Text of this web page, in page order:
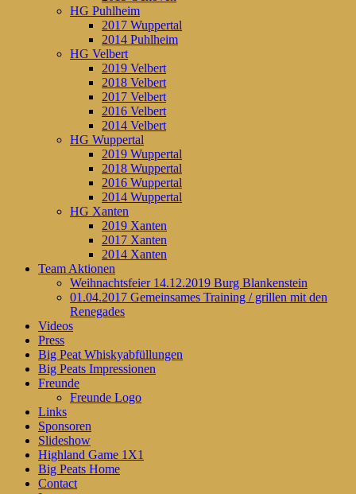
HG Puhlheim
2017 Wuppertal
2014 Puhlheim
HG Velbert
2019 Velbert
2018 Velbert
2017 Velbert
2016 Velbert
2014 Velbert
HG Wuppertal
2019 Wuppertal
2018 Wuppertal
2016 Wuppertal
2014 Wuppertal
HG Xanten
2019 Xanten
2017 Xanten
2014 Xanten
Team Aktionen
Weihnachtsfeier 14.12.2019 Burg Blankenstein
01.04.2017 Gemeinsames Training / grillen mit den
Renegades
Videos
Press
Big Peat Whiskyabfüllungen
Big Peats Impressionen
Freunde
Freunde Logo
Links
Sponsoren
Slideshow
Highland Game 1X1
Big Peats Home
Contact